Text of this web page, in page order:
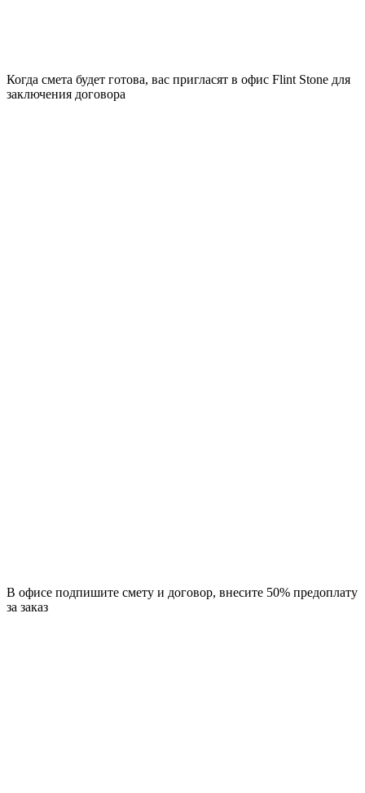
Когда смета будет готова, вас пригласят в офис Flint Stone для
заключения договора
В офисе подпишите смету и договор, внесите 50% предоплату
за заказ